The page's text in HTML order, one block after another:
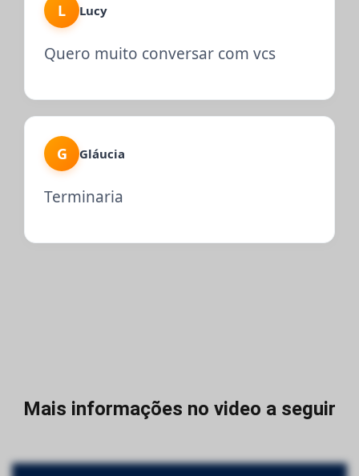
L Lucy
Quero muito conversar com vcs
G Gláucia
Terminaria
Mais informações no video a seguir